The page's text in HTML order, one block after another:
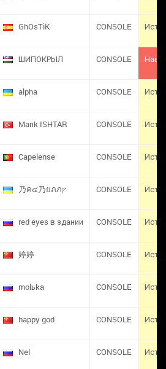
GhOsTiK CONSOLE Истек
ШИПОКРЫЛ CONSOLE
alpha CONSOLE Истек
Marık ISHTAR CONSOLE Истек
Capelense CONSOLE Истек
乃ค๔乃ยภภץ CONSOLE Истек
red eyes в здании CONSOLE Истек
婷婷 CONSOLE Истек
molьka CONSOLE Истек
happy god CONSOLE Истек
Nel CONSOLE Истек